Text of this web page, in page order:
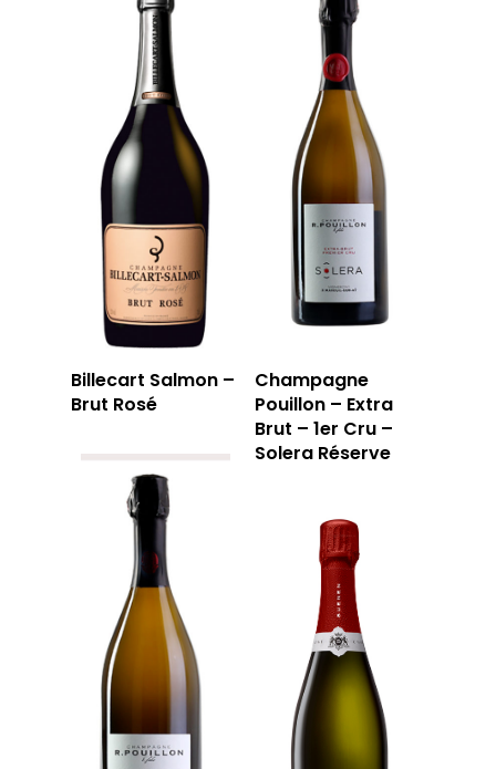
Billecart Salmon –
Brut Rosé
Champagne
Pouillon – Extra
Brut – 1er Cru –
Solera Réserve